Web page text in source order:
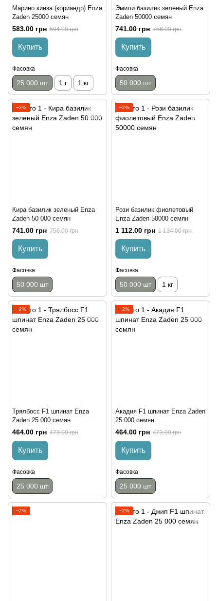
Марино кинза (кориандр) Enza
Zaden 25000 семян
583.00 грн 594.00 грн
Купить
Фасовка
25 000 шт 1 г 1 кг
Эмили базилик зеленый Enza
Zaden 50000 семян
741.00 грн 756.00 грн
Купить
Фасовка
50 000 шт
−2%
Кира базилик зеленый Enza
Zaden 50 000 семян
741.00 грн 756.00 грн
Купить
Фасовка
50 000 шт
−2%
Рози базилик фиолетовый
Enza Zaden 50000 семян
1 112.00 грн 1 134.00 грн
Купить
Фасовка
50 000 шт 1 кг
−2%
Трялбосс F1 шпинат Enza
Zaden 25 000 семян
464.00 грн 473.00 грн
Купить
Фасовка
25 000 шт
−2%
Акадия F1 шпинат Enza Zaden
25 000 семян
464.00 грн 473.00 грн
Купить
Фасовка
25 000 шт
−2% −2%